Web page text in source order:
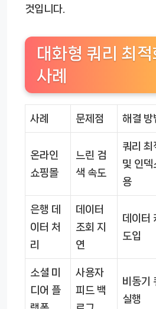
것입니다.
대화형 쿼리 최적
사례
사례 문제점 해결 방
온라인
쇼핑몰
느린 검
색 속도
쿼리 최
및 인덱
용
은행 데
이터 처
리
데이터
조회 지
연
데이터
도입
소셜 미
디어 플
사용자
피드 백
비동기
실행